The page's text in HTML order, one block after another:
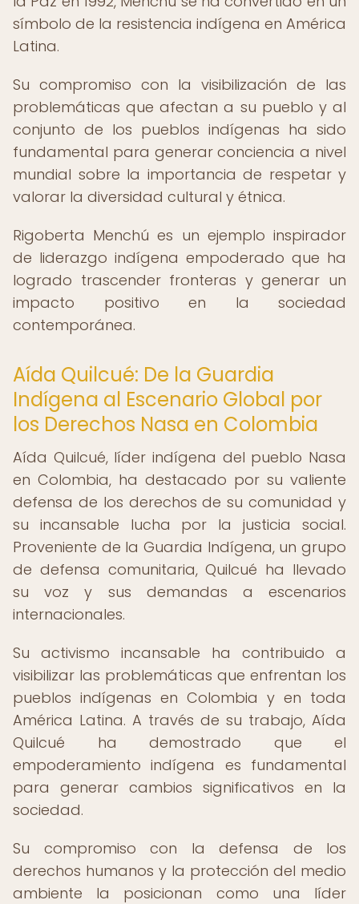
símbolo de la resistencia indígena en América
Latina.
Su compromiso con la visibilización de las
problemáticas que afectan a su pueblo y al
conjunto de los pueblos indígenas ha sido
fundamental para generar conciencia a nivel
mundial sobre la importancia de respetar y
valorar la diversidad cultural y étnica.
Rigoberta Menchú es un ejemplo inspirador
de liderazgo indígena empoderado que ha
logrado trascender fronteras y generar un
impacto positivo en la sociedad
contemporánea.
Aída Quilcué: De la Guardia
Indígena al Escenario Global por
los Derechos Nasa en Colombia
Aída Quilcué, líder indígena del pueblo Nasa
en Colombia, ha destacado por su valiente
defensa de los derechos de su comunidad y
su incansable lucha por la justicia social.
Proveniente de la Guardia Indígena, un grupo
de defensa comunitaria, Quilcué ha llevado
su voz y sus demandas a escenarios
internacionales.
Su activismo incansable ha contribuido a
visibilizar las problemáticas que enfrentan los
pueblos indígenas en Colombia y en toda
América Latina. A través de su trabajo, Aída
Quilcué ha demostrado que el
empoderamiento indígena es fundamental
para generar cambios significativos en la
sociedad.
Su compromiso con la defensa de los
derechos humanos y la protección del medio
ambiente la posicionan como una líder